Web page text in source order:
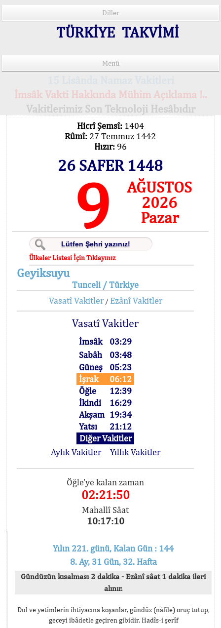
Diller
TÜRKİYE TAKVİMİ
Menü
İmsâk Vakti Hakkında Mühim Açıklama !..
Vakitlerimiz Son Teknoloji Hesâbıdır
Hicrî Şemsî: 1404
Rûmî: 27 Temmuz 1442
Hızır: 96
26 SAFER 1448
9
AĞUSTOS
2026
Pazar
Ülkeler Listesi İçin Tıklayınız
Geyiksuyu
Tunceli / Türkiye
Vasatî Vakitler/ Ezânî Vakitler
Vasatî Vakitler
İmsâk
03:29
Sabâh
03:48
Güneş
05:23
İşrak
06:12
Öğle
12:39
İkindi
16:29
Akşam 19:34
Yatsı
21:12
Diğer Vakitler
Aylık Vakitler
Yıllık Vakitler
Öğle'ye kalan zaman
02:21:50
Mahallî Sâat
10:17:10
Yılın 221. günü, Kalan Gün : 144
8. Ay, 31 Gün, 32. Hafta
Gündüzün kısalması 2 dakika - Ezânî sâat 1 dakika ileri
alınır.
Dul ve yetimlerin ihtiyacına koşanlar, gündüz (nâfile) oruç tutup,
geceyi ibâdetle geçiren gibidir. Hadîs-i şerîf